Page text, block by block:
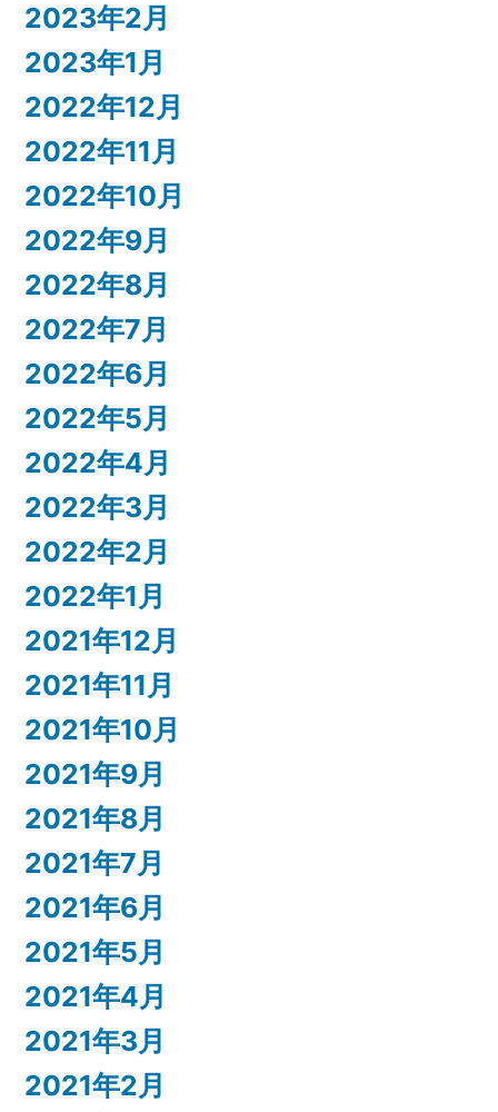
2023年2月
2023年1月
2022年12月
2022年11月
2022年10月
2022年9月
2022年8月
2022年7月
2022年6月
2022年5月
2022年4月
2022年3月
2022年2月
2022年1月
2021年12月
2021年11月
2021年10月
2021年9月
2021年8月
2021年7月
2021年6月
2021年5月
2021年4月
2021年3月
2021年2月